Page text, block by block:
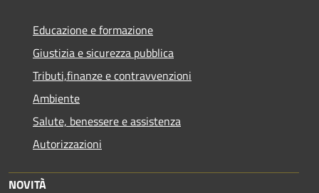
Educazione e formazione
Giustizia e sicurezza pubblica
Tributi,finanze e contravvenzioni
Ambiente
Salute, benessere e assistenza
Autorizzazioni
NOVITÀ